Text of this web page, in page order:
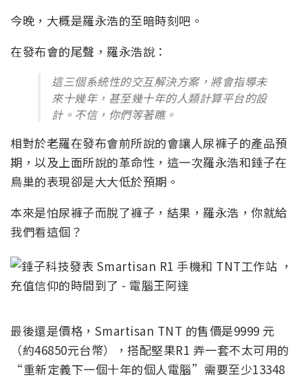
今晚，大概是羅永浩的至暗時刻吧。
在發布會的尾聲，羅永浩說：
這三個系統性的交互解決方案，將會指導未
來十幾年，甚至幾十年的人類計算平台的設
計。不信，你們等著瞧。
相對於老羅在發布會前所說的會讓人尿褲子的產品預
期，以及上面所說的革命性，這一次羅永浩和錘子在
鳥巢的表現卻是大大低於預期。
本來是怕尿褲子而脫了褲子，結果，羅永浩，你就給
我們看這個？
最後還是價格，Smartisan TNT 的售價是9999 元
（約46850元台幣），搭配堅果R1 弄一套不太可用的
“重新定義下一個十年的個人電腦”需要至少13348